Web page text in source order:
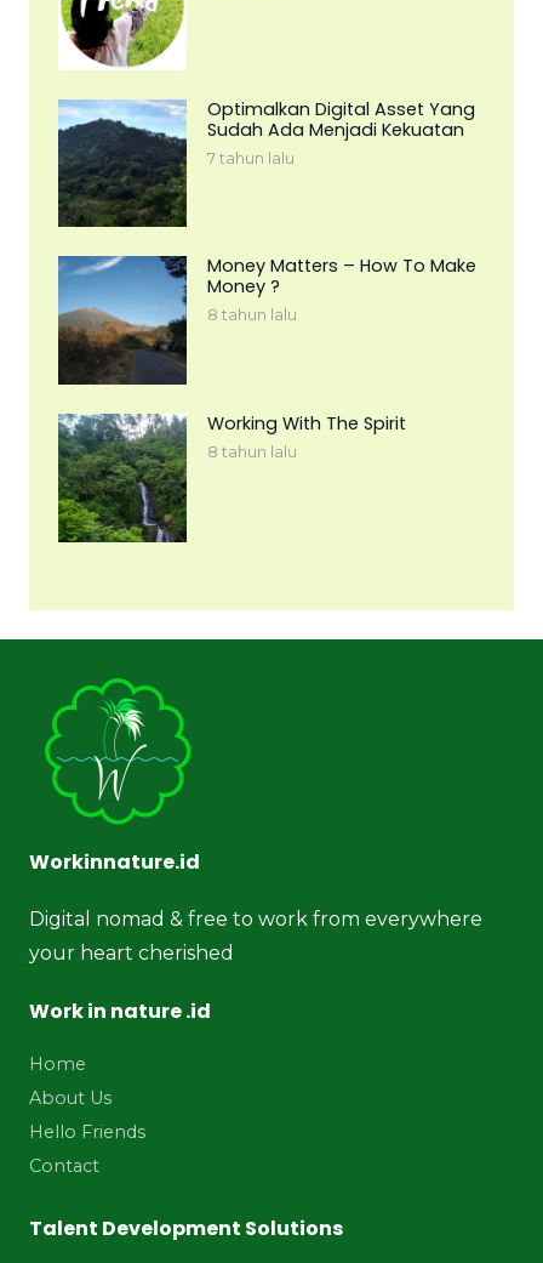
Optimalkan Digital Asset Yang
Sudah Ada Menjadi Kekuatan
7 tahun lalu
Money Matters – How To Make
Money ?
8 tahun lalu
Working With The Spirit
8 tahun lalu
Workinnature.id
Digital nomad & free to work from everywhere
your heart cherished
Work in nature .id
Home
About Us
Hello Friends
Contact
Talent Development Solutions